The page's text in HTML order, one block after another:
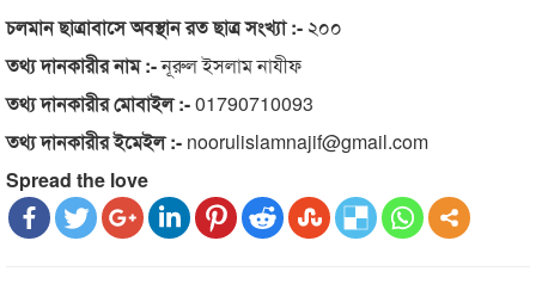
চলমান ছাত্রাবাসে অবস্থান রত ছাত্র সংখ্যা :- ২০০
তথ্য দানকারীর নাম :-নূরুল ইসলাম নাযীফ
তথ্য দানকারীর মোবাইল :-01790710093
তথ্য দানকারীর ইমেইল :- noorulislamnajif@gmail.com
Spread the love